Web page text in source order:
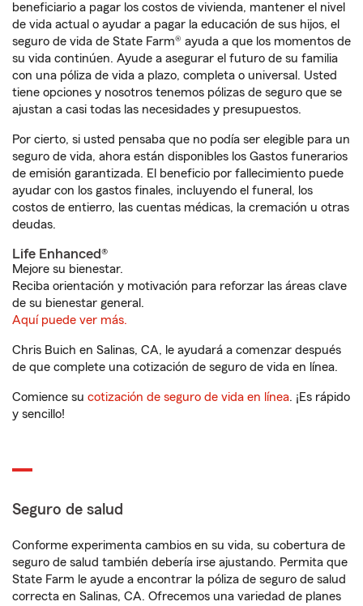
beneficiario a pagar los costos de vivienda, mantener el nivel
de vida actual o ayudar a pagar la educación de sus hijos, el
seguro de vida de State Farm® ayuda a que los momentos de
su vida continúen. Ayude a asegurar el futuro de su familia
con una póliza de vida a plazo, completa o universal. Usted
tiene opciones y nosotros tenemos pólizas de seguro que se
ajustan a casi todas las necesidades y presupuestos.
Por cierto, si usted pensaba que no podía ser elegible para un
seguro de vida, ahora están disponibles los Gastos funerarios
de emisión garantizada. El beneficio por fallecimiento puede
ayudar con los gastos finales, incluyendo el funeral, los
costos de entierro, las cuentas médicas, la cremación u otras
deudas.
Life Enhanced®
Mejore su bienestar.
Reciba orientación y motivación para reforzar las áreas clave
de su bienestar general.
Aquí puede ver más.
Chris Buich en Salinas, CA, le ayudará a comenzar después
de que complete una cotización de seguro de vida en línea.
Comience su cotización de seguro de vida en línea. ¡Es rápido
y sencillo!
Seguro de salud
Conforme experimenta cambios en su vida, su cobertura de
seguro de salud también debería irse ajustando. Permita que
State Farm le ayude a encontrar la póliza de seguro de salud
correcta en Salinas, CA. Ofrecemos una variedad de planes